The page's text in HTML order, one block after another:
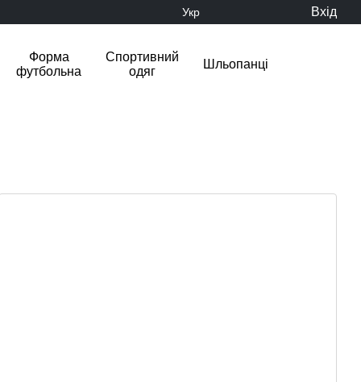
Укр Вхід
Форма
футбольна
Спортивний
одяг
Шльопанці